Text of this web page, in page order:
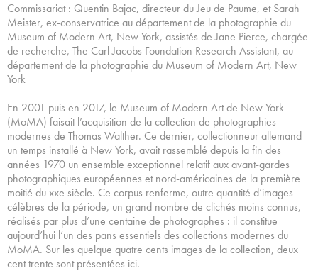
Commissariat : Quentin Bajac, directeur du Jeu de Paume, et Sarah
Meister, ex-conservatrice au département de la photographie du
Museum of Modern Art, New York, assistés de Jane Pierce, chargée
de recherche, The Carl Jacobs Foundation Research Assistant, au
département de la photographie du Museum of Modern Art, New
York
En 2001 puis en 2017, le Museum of Modern Art de New York
(MoMA) faisait l’acquisition de la collection de photographies
modernes de Thomas Walther. Ce dernier, collectionneur allemand
un temps installé à New York, avait rassemblé depuis la fin des
années 1970 un ensemble exceptionnel relatif aux avant-gardes
photographiques européennes et nord-américaines de la première
moitié du xxe siècle. Ce corpus renferme, outre quantité d’images
célèbres de la période, un grand nombre de clichés moins connus,
réalisés par plus d’une centaine de photographes : il constitue
aujourd’hui l’un des pans essentiels des collections modernes du
MoMA. Sur les quelque quatre cents images de la collection, deux
cent trente sont présentées ici.